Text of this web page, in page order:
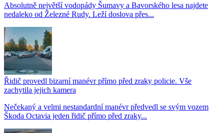
Absolutně největší vodopády Šumavy a Bavorského lesa najdete
nedaleko od Železné Rudy. Leží doslova přes...
Řidič provedl bizarní manévr přímo před zraky policie. Vše
zachytila jejich kamera
Nečekaný a velmi nestandardní manévr předvedl se svým vozem
Škoda Octavia jeden řidič přímo před zraky...